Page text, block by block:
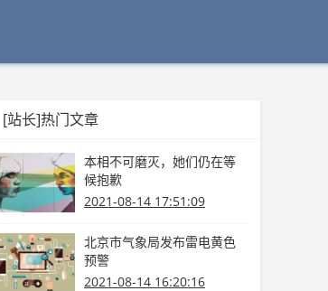
[站长]热门文章
本相不可磨灭，她们仍在等
候抱歉
2021-08-14 17:51:09
北京市气象局发布雷电黄色
预警
2021-08-14 16:20:16